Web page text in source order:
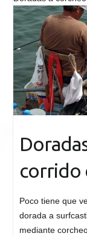
corrido
Poco tiene que
dorada a
mediante